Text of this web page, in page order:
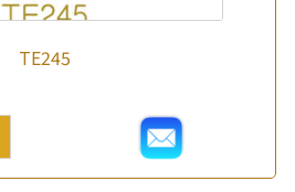
TE245